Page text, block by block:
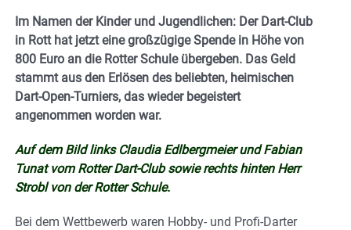
Im Namen der Kinder und Jugendlichen: Der Dart-Club
in Rott hat jetzt eine großzügige Spende in Höhe von
800 Euro an die Rotter Schule übergeben. Das Geld
stammt aus den Erlösen des beliebten, heimischen
Dart-Open-Turniers, das wieder begeistert
angenommen worden war.
Auf dem Bild links Claudia Edlbergmeier und Fabian
Tunat vom Rotter Dart-Club sowie rechts hinten Herr
Strobl von der Rotter Schule.
Bei dem Wettbewerb waren Hobby- und Profi-Darter